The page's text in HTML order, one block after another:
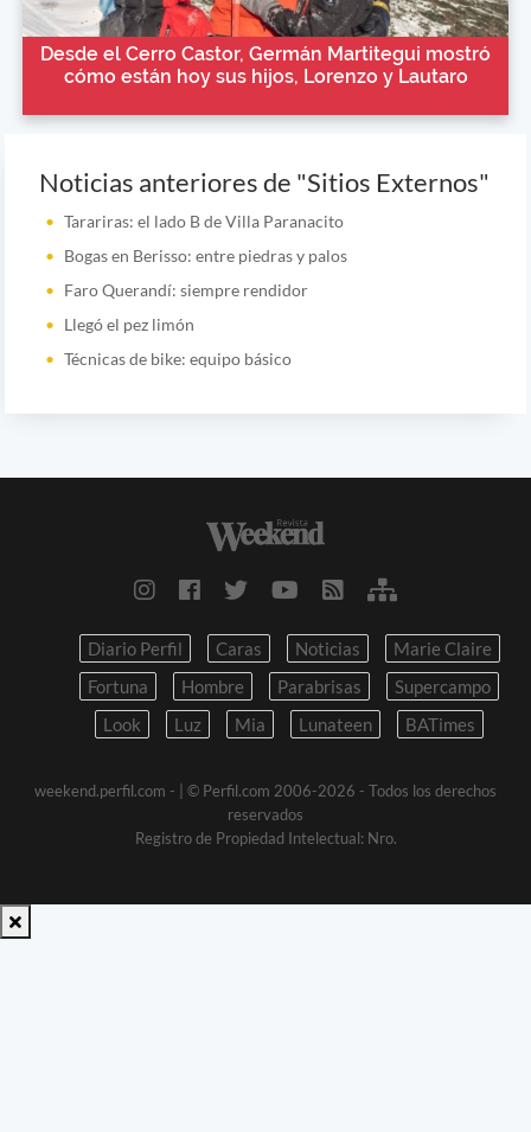
Desde el Cerro Castor, Germán Martitegui mostró
cómo están hoy sus hijos, Lorenzo y Lautaro
Noticias anteriores de "Sitios Externos"
Tarariras: el lado B de Villa Paranacito
Bogas en Berisso: entre piedras y palos
Faro Querandí: siempre rendidor
Llegó el pez limón
Técnicas de bike: equipo básico
Diario Perfil Caras Noticias
Marie Claire
Fortuna
Hombre Parabrisas
Supercampo
Look
Luz Mia Lunateen BATimes
weekend.perfil.com -
| © Perfil.com 2006-2026 - Todos los derechos
reservados
Registro de Propiedad Intelectual: Nro.